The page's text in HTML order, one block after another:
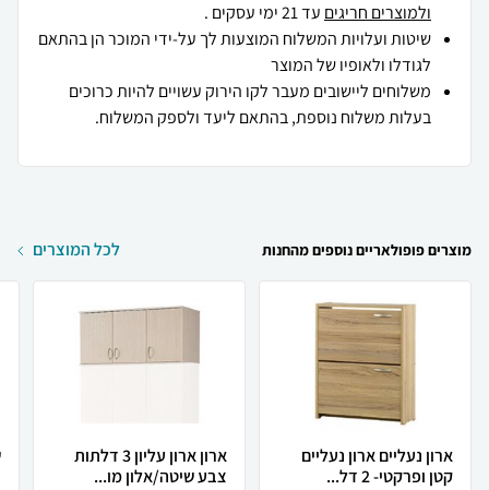
ולמוצרים חריגים עד 21 ימי עסקים .
שיטות ועלויות המשלוח המוצעות לך על-ידי המוכר הן בהתאם
לגודלו ולאופיו של המוצר
משלוחים ליישובים מעבר לקו הירוק עשויים להיות כרוכים
בעלות משלוח נוספת, בהתאם ליעד ולספק המשלוח.
מוצרים פופולאריים נוספים מהחנות לכל המוצרים
ארון נעליים ארון נעליים
קטן ופרקטי- 2 דל...
ארון ארון עליון 3 דלתות
צבע שיטה/אלון מו...